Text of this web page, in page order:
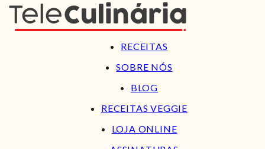
RECEITAS
SOBRE NÓS
BLOG
RECEITAS VEGGIE
LOJA ONLINE